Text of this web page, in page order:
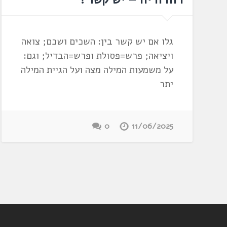
גלו אם יש קשר בין: השכים ושכם; צואה
ויציאה; פרש=פסולת ופרש=הבדיל; וגם:
על משמעות המילה מצה ועל הגיית המילה
יתר
11/06/2025
0